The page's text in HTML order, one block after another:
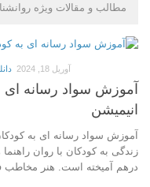
مطالب و مقالات ویژه
آوریل 18, 2024
آموزش سواد رسانه ای
انیمیشن
آموزش سواد رسانه ای به
زندگی به کودکان با روان راهنما
درهم آمیخته است. هنر مخاطب